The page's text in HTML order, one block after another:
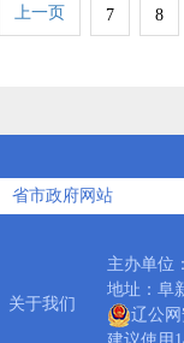
上一页 7 8
关于我们
主办单位
地址：阜
辽公网